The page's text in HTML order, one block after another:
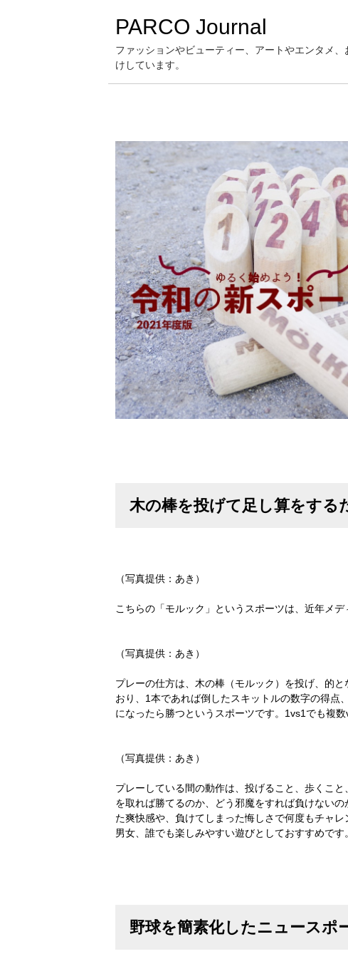
PARCO Journal
ファッションやビューティー、アートやエンタメ
けしています。
木の棒を投げて足し算をする
（写真提供：あき）
こちらの「モルック」というスポーツは、近年メ
（写真提供：あき）
プレーの仕方は、木の棒（モルック）を投げ、的
おり、1本であれば倒したスキットルの数字の得点
になったら勝つというスポーツです。1vs1でも複
（写真提供：あき）
プレーしている間の動作は、投げること、歩くこ
を取れば勝てるのか、どう邪魔をすれば負けない
た爽快感や、負けてしまった悔しさで何度もチャ
男女、誰でも楽しみやすい遊びとしておすすめです。
野球を簡素化したニュースポ